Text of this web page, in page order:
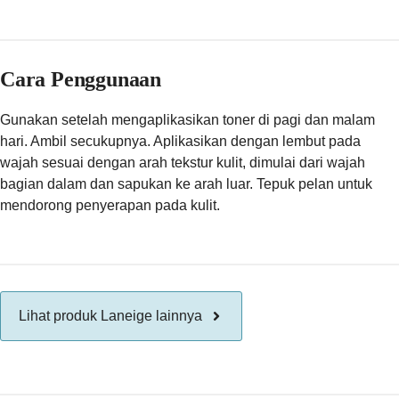
Cara Penggunaan
Gunakan setelah mengaplikasikan toner di pagi dan malam
hari. Ambil secukupnya. Aplikasikan dengan lembut pada
wajah sesuai dengan arah tekstur kulit, dimulai dari wajah
bagian dalam dan sapukan ke arah luar. Tepuk pelan untuk
mendorong penyerapan pada kulit.
Lihat produk Laneige lainnya